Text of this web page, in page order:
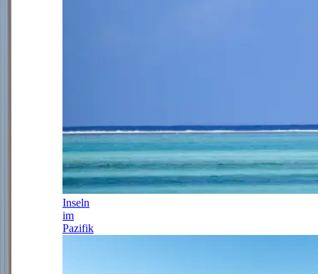
Inseln
im
Pazifik